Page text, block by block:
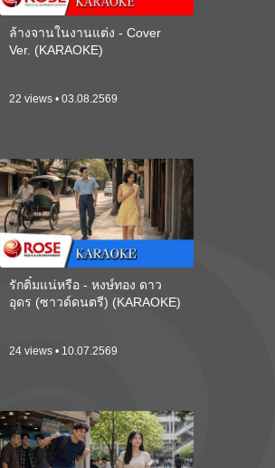
ล้างจานในงานแต่ง - Cover
Ver. (KARAOKE)
22 views • 03.08.2569
รักติ๋มแน่หรือ - หงษ์ทอง ดาว
อุดร (ซาวด์ดนตรี) (KARAOKE)
24 views • 10.07.2569